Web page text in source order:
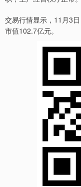
交易行情显示，11月3
市值102.7亿元。